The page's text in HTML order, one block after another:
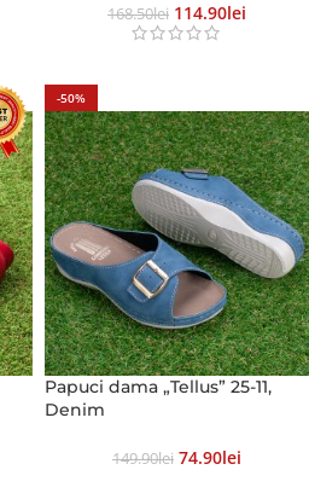
168.50Lei 114.90Lei
-50%
Papuci dama „Tellus” 25-11,
Denim
149.90Lei 74.90Lei